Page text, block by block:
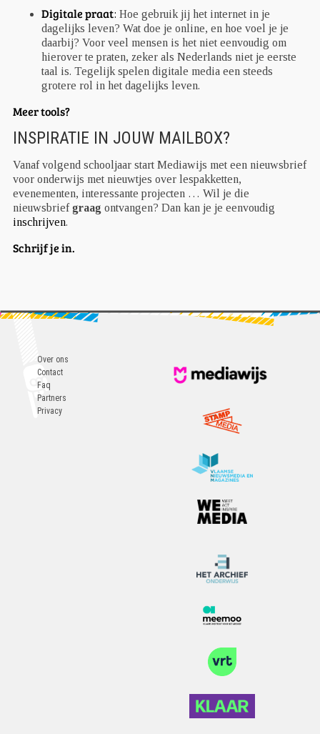
Digitale praat: Hoe gebruik jij het internet in je
dagelijks leven? Wat doe je online, en hoe voel je je
daarbij? Voor veel mensen is het niet eenvoudig om
hierover te praten, zeker als Nederlands niet je eerste
taal is. Tegelijk spelen digitale media een steeds
grotere rol in het dagelijks leven.
Meer tools?
INSPIRATIE IN JOUW MAILBOX?
Vanaf volgend schooljaar start Mediawijs met een nieuwsbrief
voor onderwijs met nieuwtjes over lespakketten,
evenementen, interessante projecten … Wil je die
nieuwsbrief graag ontvangen? Dan kan je je eenvoudig
inschrijven.
Schrijf je in.
Over ons
Contact
Faq
Partners
Privacy